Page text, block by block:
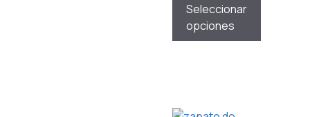
Seleccionar
opciones